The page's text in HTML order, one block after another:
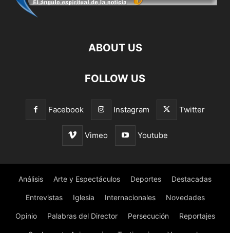
ABOUT US
FOLLOW US
Facebook Instagram Twitter
Vimeo Youtube
Análisis Arte y Espectáculos Deportes Destacadas
Entrevistas Iglesia Internacionales Novedades
Opinio Palabras del Director Persecución Reportajes